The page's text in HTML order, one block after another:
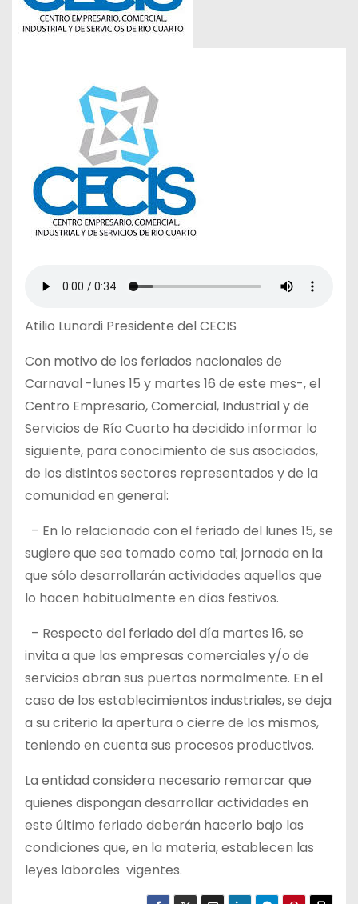
Atilio Lunardi Presidente del CECIS
Con motivo de los feriados nacionales de
Carnaval -lunes 15 y martes 16 de este mes-, el
Centro Empresario, Comercial, Industrial y de
Servicios de Río Cuarto ha decidido informar lo
siguiente, para conocimiento de sus asociados,
de los distintos sectores representados y de la
comunidad en general:
– En lo relacionado con el feriado del lunes 15, se
sugiere que sea tomado como tal; jornada en la
que sólo desarrollarán actividades aquellos que
lo hacen habitualmente en días festivos.
– Respecto del feriado del día martes 16, se
invita a que las empresas comerciales y/o de
servicios abran sus puertas normalmente. En el
caso de los establecimientos industriales, se deja
a su criterio la apertura o cierre de los mismos,
teniendo en cuenta sus procesos productivos.
La entidad considera necesario remarcar que
quienes dispongan desarrollar actividades en
este último feriado deberán hacerlo bajo las
condiciones que, en la materia, establecen las
leyes laborales vigentes.